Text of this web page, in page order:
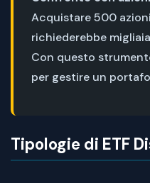
Acquistare 500
richiederebbe
Con questo
per gestire un
Tipologie di ETF